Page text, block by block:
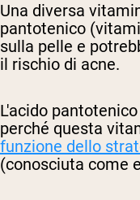
Una diversa
pantotenico
sulla pelle e
il rischio di acne.
L'acido
perché questa
funzione dello
(conosciuta come